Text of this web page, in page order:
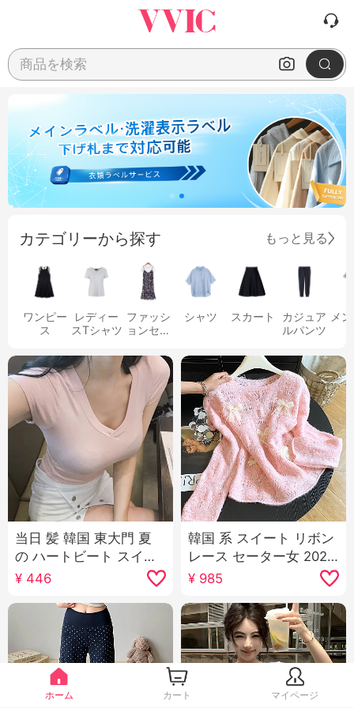
商品を検索
カテゴリーから探す もっと見る
ワンピー
ス
レディー
スTシャツ
ファッシ
ョンセッ
シャツ スカート
カジュア
ルパンツ
メ
当日 髪 韓国 東大門 夏
の ハートビート スイー
ト 薄いピンク Vネック
スリムフィット Tシャツ
to059 囧
¥ 446
韓国 系 スイート リボン
レース セーター女 2026
秋服 新品 ルーズフィッ
ト デザイン 感 ショート
丈 長袖 ニットセーター
¥ 985
ホーム カート マイページ